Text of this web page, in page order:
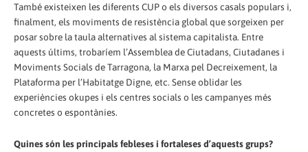
També existeixen les diferents CUP o els diversos casals populars i,
finalment, els moviments de resistència global que sorgeixen per
posar sobre la taula alternatives al sistema capitalista. Entre
aquests últims, trobaríem l’Assemblea de Ciutadans, Ciutadanes i
Moviments Socials de Tarragona, la Marxa pel Decreixement, la
Plataforma per l’Habitatge Digne, etc. Sense oblidar les
experiències okupes i els centres socials o les campanyes més
concretes o espontànies.
Quines són les principals febleses i fortaleses d’aquests grups?